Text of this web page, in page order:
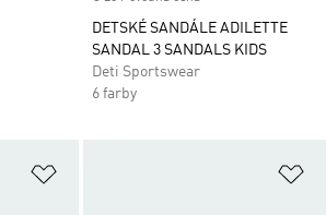
DETSKÉ SANDÁLE ADILETTE
SANDAL 3 SANDALS KIDS
Deti Sportswear
6 farby
Pridať do zoznamu želaných